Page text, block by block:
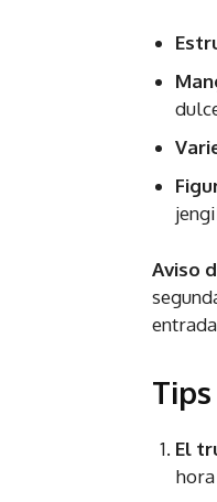
Aviso
El